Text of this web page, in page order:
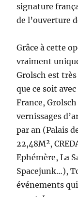
signature
de l’ouverture
Grâce à cette
vraiment
Grolsch est
que ce soit
France,
vernissages
par an (Palais
22,48M²,
Ephémère, La
Spacejunk…),
événements